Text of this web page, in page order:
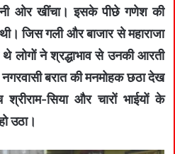
ओर खींचा। इसके पीछे गणेश की
जिस गली और बाजार से महाराजा
ने श्रद्धाभाव से उनकी आरती
नगरवासी बरात की मनमोहक छठा देख
सिया और चारों भाईयों के
उठा।